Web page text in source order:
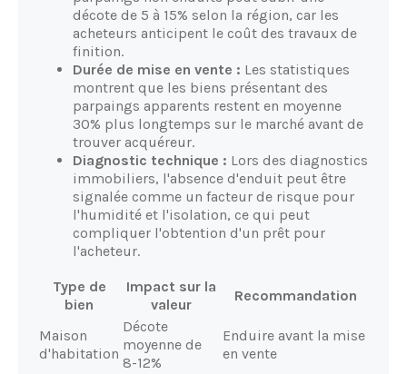
décote de 5 à 15% selon la région, car les
acheteurs anticipent le coût des travaux de
finition.
Durée de mise en vente : Les statistiques
montrent que les biens présentant des
parpaings apparents restent en moyenne
30% plus longtemps sur le marché avant de
trouver acquéreur.
Diagnostic technique : Lors des diagnostics
immobiliers, l'absence d'enduit peut être
signalée comme un facteur de risque pour
l'humidité et l'isolation, ce qui peut
compliquer l'obtention d'un prêt pour
l'acheteur.
Type de
bien
Impact sur la
valeur
Recommandation
Maison
d'habitation
Décote
moyenne de
8-12%
Enduire avant la mise
en vente